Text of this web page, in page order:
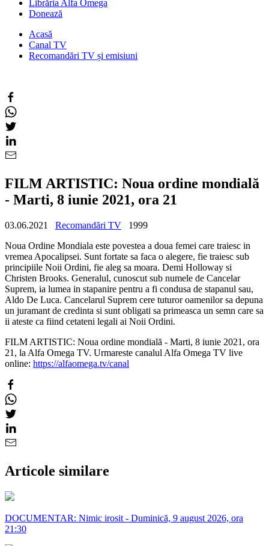
Librăria Alfa Omega
Donează
Acasă
Canal TV
Recomandări TV și emisiuni
FILM ARTISTIC: Noua ordine mondială
- Marti, 8 iunie 2021, ora 21
03.06.2021 Recomandări TV
1999
Noua Ordine Mondiala este povestea a doua femei care traiesc in
vremea Apocalipsei. Sunt fortate sa faca o alegere, fie traiesc sub
principiile Noii Ordini, fie aleg sa moara. Demi Holloway si
Christen Brooks. Generalul, cunoscut sub numele de Cancelar
Suprem, ia lumea in stapanire pentru a fi condusa de stapanul sau,
Aldo De Luca. Cancelarul Suprem cere tuturor oamenilor sa depuna
un juramant de credinta si sunt obligati sa primeasca un semn care sa
ii ateste ca fiind cetateni legali ai Noii Ordini.
FILM ARTISTIC: Noua ordine mondială - Marti, 8 iunie 2021, ora
21, la Alfa Omega TV. Urmareste canalul Alfa Omega TV live
online: https://alfaomega.tv/canal
Articole similare
DOCUMENTAR: Nimic irosit - Duminică, 9 august 2026, ora
21:30